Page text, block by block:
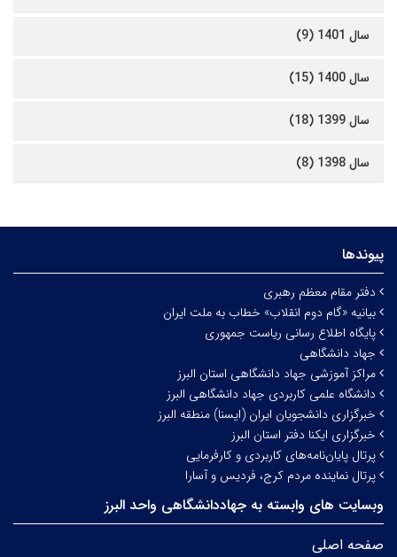
سال 1401 (9)
سال 1400 (15)
سال 1399 (18)
سال 1398 (8)
پیوندها
دفتر مقام معظم رهبری
بیانیه «گام دوم انقلاب» خطاب به ملت ایران
پایگاه اطلاع رسانی ریاست جمهوری
جهاد دانشگاهی
مراکز آموزشی جهاد دانشگاهی استان البرز
دانشگاه علمی کاربردی جهاد دانشگاهی البرز
خبرگزاری دانشجویان ایران (ایسنا) منطقه البرز
خبرگزاری ایکنا دفتر استان البرز
پرتال پایان‌نامه‌های کاربردی و کارفرمایی
پرتال نماینده مردم کرج، فردیس و آسارا
وبسایت های وابسته به جهاددانشگاهی واحد البرز
صفحه اصلی